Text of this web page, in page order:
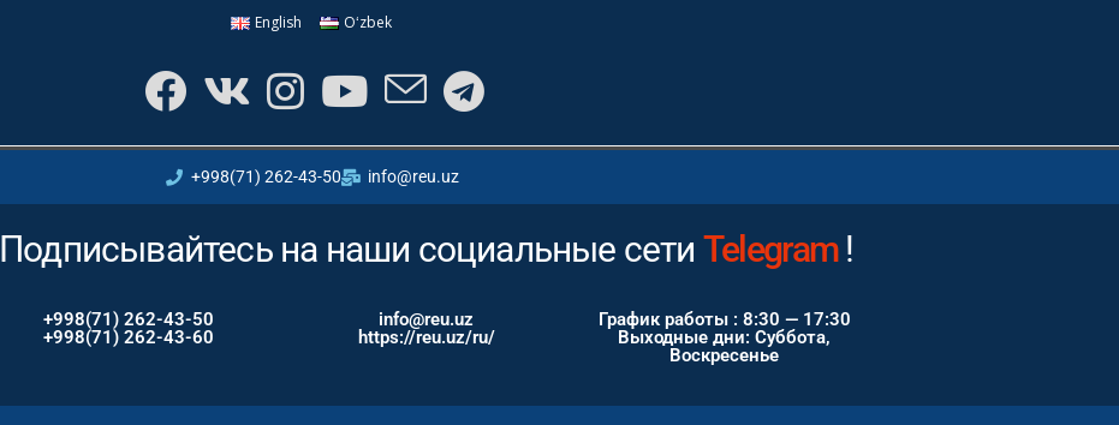
English Oʻzbek
+998(71) 262-43-50 info@reu.uz
Подписывайтесь на наши социальные сети Instagram !
+998(71) 262-43-50
+998(71) 262-43-60
info@reu.uz
https://reu.uz/ru/
График работы : 8:30 — 17:30
Выходные дни: Суббота,
Воскресенье